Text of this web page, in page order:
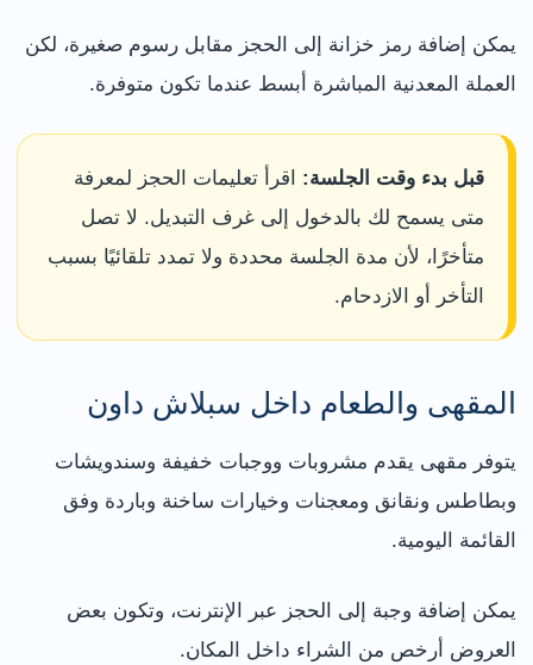
يمكن إضافة رمز خزانة إلى الحجز مقابل رسوم صغيرة، لكن
العملة المعدنية المباشرة أبسط عندما تكون متوفرة.
قبل بدء وقت الجلسة: اقرأ تعليمات الحجز لمعرفة
متى يسمح لك بالدخول إلى غرف التبديل. لا تصل
متأخرًا، لأن مدة الجلسة محددة ولا تمدد تلقائيًا بسبب
التأخر أو الازدحام.
المقهى والطعام داخل سبلاش داون
يتوفر مقهى يقدم مشروبات ووجبات خفيفة وسندويشات
وبطاطس ونقانق ومعجنات وخيارات ساخنة وباردة وفق
القائمة اليومية.
يمكن إضافة وجبة إلى الحجز عبر الإنترنت، وتكون بعض
العروض أرخص من الشراء داخل المكان.